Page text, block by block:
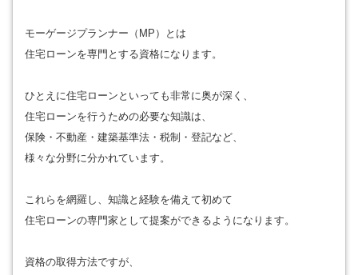
モーゲージプランナー（MP）とは
住宅ローンを専門とする資格になります。
ひとえに住宅ローンといっても非常に奥が深く、
住宅ローンを行うための必要な知識は、
保険・不動産・建築基準法・税制・登記など、
様々な分野に分かれています。
これらを網羅し、知識と経験を備えて初めて
住宅ローンの専門家として提案ができるようになります。
資格の取得方法ですが、